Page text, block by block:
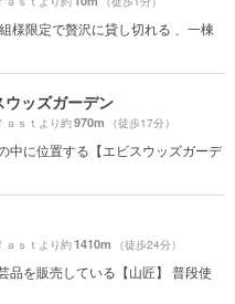
様限定で贅沢に貸し切れる 、一棟
ッズガーデン
ａｓｔより約970m （徒歩17分）
中に位置する【エビスウッズガーデ
ａｓｔより約1410m （徒歩24分）
品を販売している【山匠】 普段使